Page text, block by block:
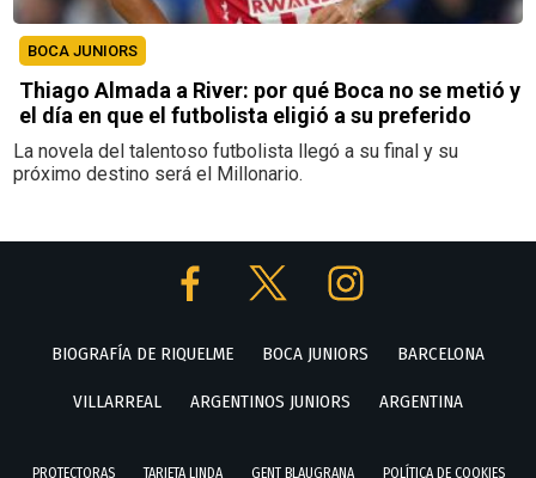
BOCA JUNIORS
Thiago Almada a River: por qué Boca no se metió y
el día en que el futbolista eligió a su preferido
La novela del talentoso futbolista llegó a su final y su
próximo destino será el Millonario.
BIOGRAFÍA DE RIQUELME BOCA JUNIORS BARCELONA
VILLARREAL ARGENTINOS JUNIORS ARGENTINA
PROTECTORAS TARJETA LINDA GENT BLAUGRANA POLÍTICA DE COOKIES